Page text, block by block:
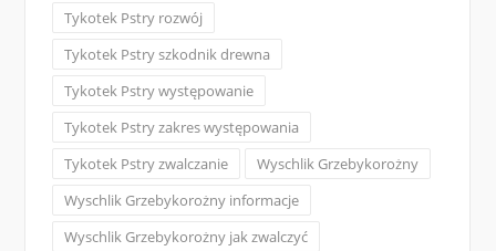
Tykotek Pstry rozwój
Tykotek Pstry szkodnik drewna
Tykotek Pstry występowanie
Tykotek Pstry zakres występowania
Tykotek Pstry zwalczanie
Wyschlik Grzebykorożny
Wyschlik Grzebykorożny informacje
Wyschlik Grzebykorożny jak zwalczyć